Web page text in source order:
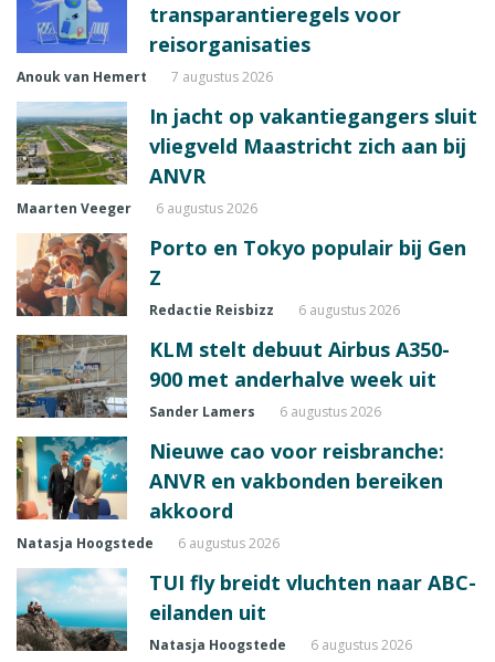
transparantieregels voor
reisorganisaties
Anouk van Hemert 7 augustus 2026
In jacht op vakantiegangers sluit
vliegveld Maastricht zich aan bij
ANVR
Maarten Veeger 6 augustus 2026
Porto en Tokyo populair bij Gen
Z
Redactie Reisbizz 6 augustus 2026
KLM stelt debuut Airbus A350-
900 met anderhalve week uit
Sander Lamers 6 augustus 2026
Nieuwe cao voor reisbranche:
ANVR en vakbonden bereiken
akkoord
Natasja Hoogstede 6 augustus 2026
TUI fly breidt vluchten naar ABC-
eilanden uit
Natasja Hoogstede 6 augustus 2026